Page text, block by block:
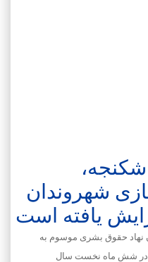
شکنجه،
شهروندان
یافته است
نهاد حقوق بشری موسوم به
در شش ماه نخست سال